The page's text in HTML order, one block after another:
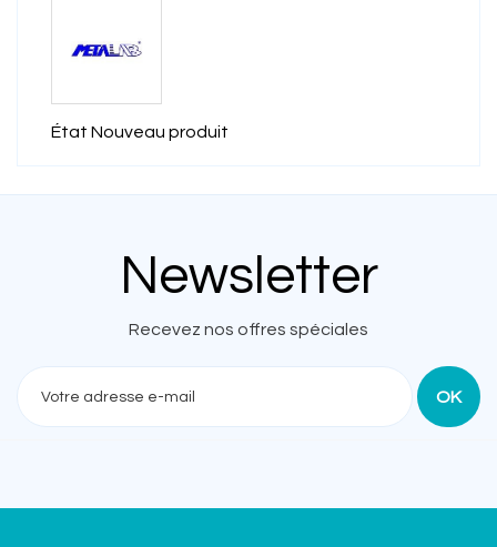
État Nouveau produit
Newsletter
Recevez nos offres spéciales